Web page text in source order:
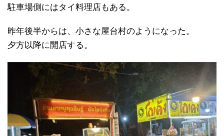
駐車場側にはタイ料理店もある。
昨年後半からは、小さな屋台村のようになった。
夕方以降に開店する。